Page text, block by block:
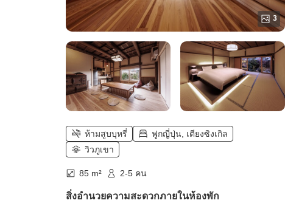
3
ห้ามสูบบุหรี่
ฟูกญี่ปุ่น, เตียงซิงเกิล
วิวภูเขา
85 m² 2-5 คน
สิ่งอำนวยความสะดวกภายในห้องพัก